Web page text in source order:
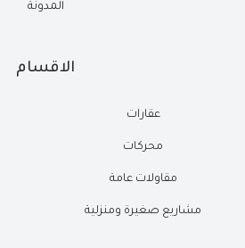
المدونة
الاقسام
عقارات
محركات
مقاولات عامة
مشاريع صغيرة ومنزلية